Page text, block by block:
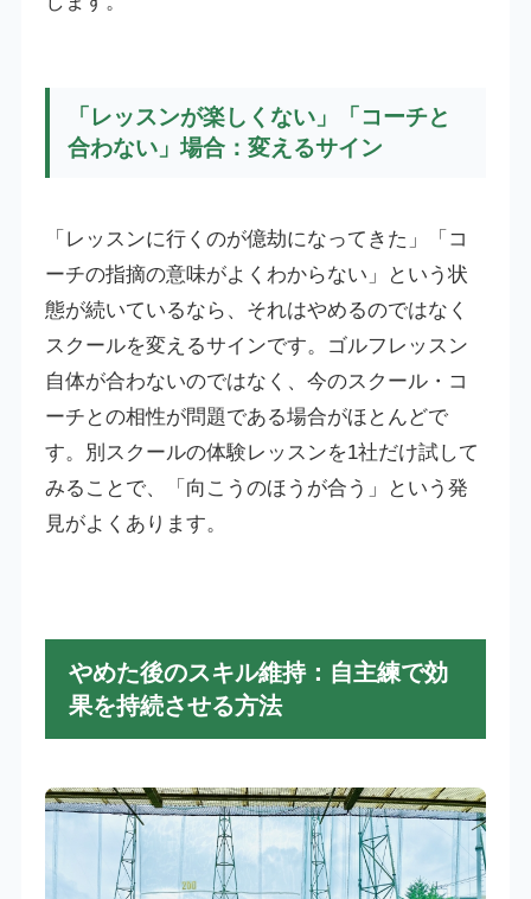
「レッスンが楽しくない」「コーチと
合わない」場合：変えるサイン
「レッスンに行くのが億劫になってきた」「コ
ーチの指摘の意味がよくわからない」という状
態が続いているなら、それはやめるのではなく
スクールを変えるサインです。ゴルフレッスン
自体が合わないのではなく、今のスクール・コ
ーチとの相性が問題である場合がほとんどで
す。別スクールの体験レッスンを1社だけ試して
みることで、「向こうのほうが合う」という発
見がよくあります。
やめた後のスキル維持：自主練で効
果を持続させる方法